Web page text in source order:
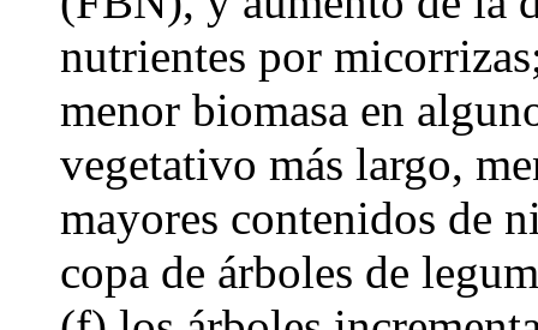
nutrientes por
menor biomasa en
vegetativo más largo,
mayores contenidos de
copa de árboles de